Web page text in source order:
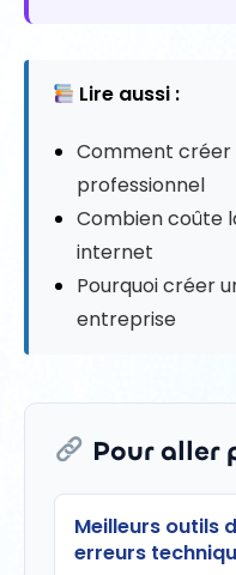
Lire aussi :
Comment créer
professionnel
Combien coûte
internet
Pourquoi créer
entreprise
Pour aller
Meilleurs outils
erreurs